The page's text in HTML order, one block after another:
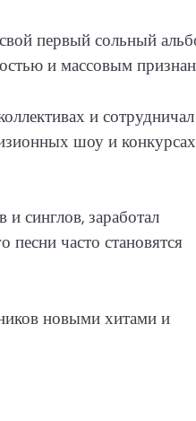
первый сольный
и массовым
и
шоу и
синглов, заработал
часто становятся
новыми хитами и